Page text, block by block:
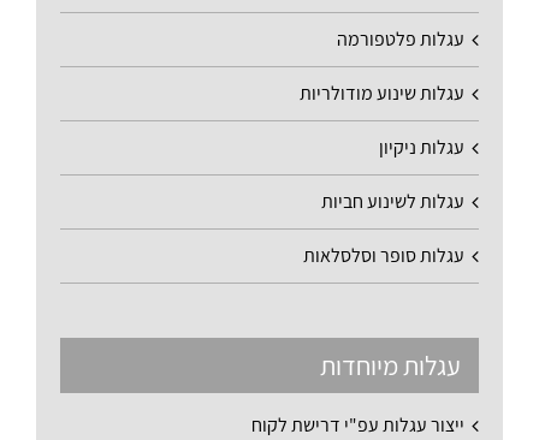
עגלות פלטפורמה
עגלות שינוע מודולריות
עגלות ניקיון
עגלות לשינוע חביות
עגלות סופר וסלסלאות
עגלות מיוחדות
ייצור עגלות עפ"י דרישת לקוח